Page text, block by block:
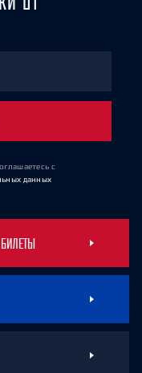
с
данных
БИЛЕТЫ